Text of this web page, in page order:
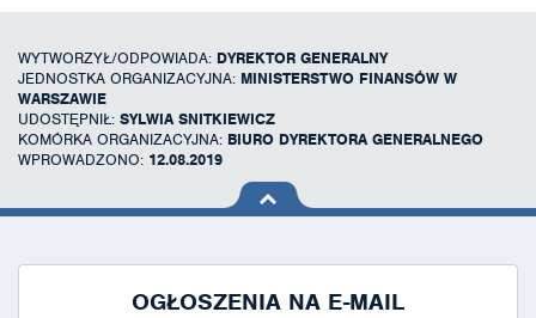
WYTWORZYŁ/ODPOWIADA: DYREKTOR GENERALNY
JEDNOSTKA ORGANIZACYJNA: MINISTERSTWO FINANSÓW W
WARSZAWIE
UDOSTĘPNIŁ: SYLWIA SNITKIEWICZ
KOMÓRKA ORGANIZACYJNA: BIURO DYREKTORA GENERALNEGO
WPROWADZONO: 12.08.2019
na górę
OGŁOSZENIA NA E-MAIL